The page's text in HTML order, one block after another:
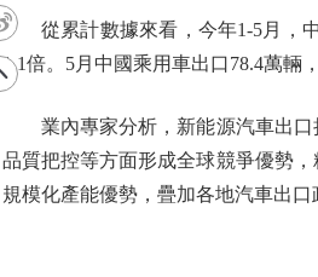
從累計數據來看，今年1-5月，中
1.1倍。5月中國乘用車出口78.4萬輛
業內專家分析，新能源汽車出口
品質把控等方面形成全球競爭優勢
規模化產能優勢，疊加各地汽車出